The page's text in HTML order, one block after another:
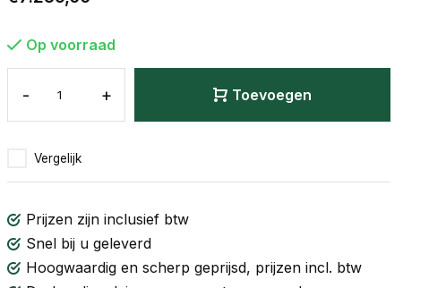
Op voorraad
- + Toevoegen
Vergelijk
Prijzen zijn inclusief btw
Snel bij u geleverd
Hoogwaardig en scherp geprijsd, prijzen incl. btw